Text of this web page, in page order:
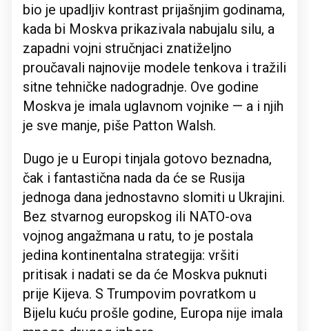
bio je upadljiv kontrast prijašnjim godinama,
kada bi Moskva prikazivala nabujalu silu, a
zapadni vojni stručnjaci znatiželjno
proučavali najnovije modele tenkova i tražili
sitne tehničke nadogradnje. Ove godine
Moskva je imala uglavnom vojnike — a i njih
je sve manje, piše Patton Walsh.
Dugo je u Europi tinjala gotovo beznadna,
čak i fantastična nada da će se Rusija
jednoga dana jednostavno slomiti u Ukrajini.
Bez stvarnog europskog ili NATO-ova
vojnog angažmana u ratu, to je postala
jedina kontinentalna strategija: vršiti
pritisak i nadati se da će Moskva puknuti
prije Kijeva. S Trumpovim povratkom u
Bijelu kuću prošle godine, Europa nije imala